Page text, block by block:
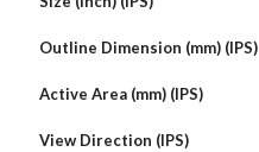
Outline Dimension (mm) (IPS)
Active Area (mm) (IPS)
View Direction (IPS)